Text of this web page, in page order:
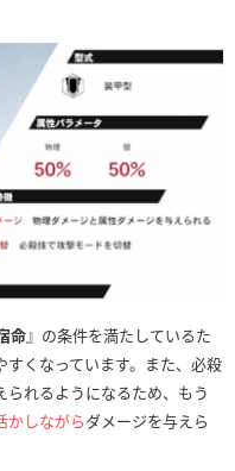
命』の条件を満たしているた
くなっています。また、必殺
れるようになるため、もう
かしながらダメージを与えら